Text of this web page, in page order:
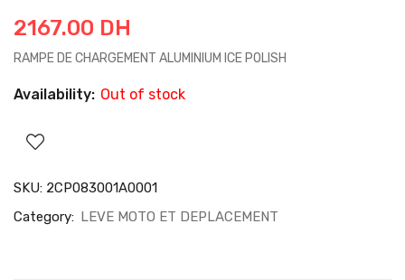
2167.00 DH
RAMPE DE CHARGEMENT ALUMINIUM ICE POLISH
Availability: Out of stock
SKU: 2CP083001A0001
Category: LEVE MOTO ET DEPLACEMENT